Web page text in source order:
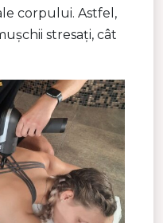
corpului. Astfel,
stresați, cât